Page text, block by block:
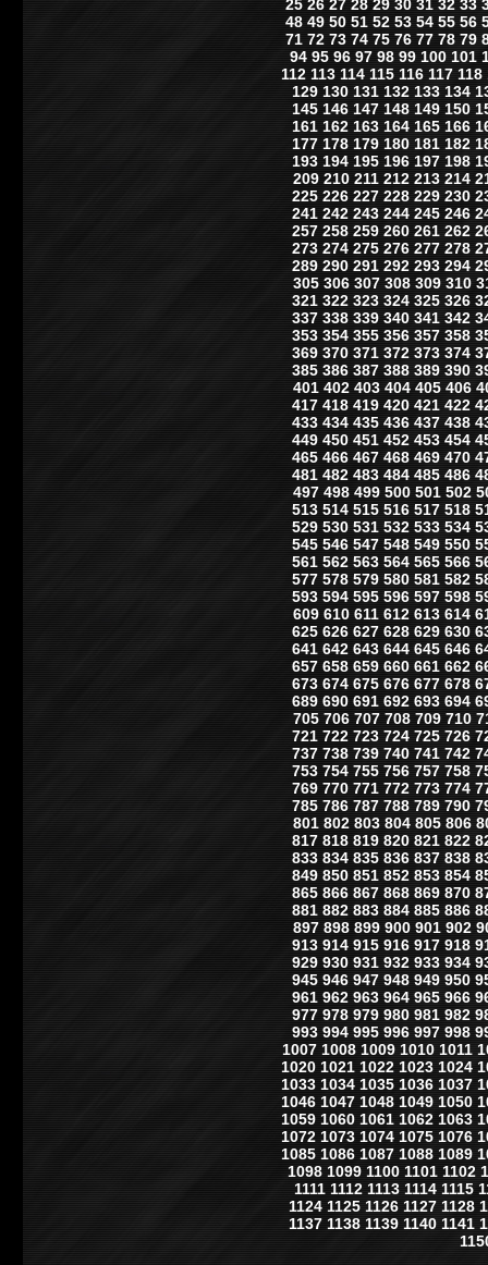
25 26 27 28 29 30 31 32 33
48 49 50 51 52 53 54 55 56
71 72 73 74 75 76 77 78 79
94 95 96 97 98 99 100 101
112 113 114 115 116 117 118
129 130 131 132 133 134
145 146 147 148 149 150
161 162 163 164 165 166
177 178 179 180 181 182
193 194 195 196 197 198
209 210 211 212 213 214
225 226 227 228 229 230
241 242 243 244 245 246
257 258 259 260 261 262
273 274 275 276 277 278
289 290 291 292 293 294
305 306 307 308 309 310
321 322 323 324 325 326
337 338 339 340 341 342
353 354 355 356 357 358
369 370 371 372 373 374
385 386 387 388 389 390
401 402 403 404 405 406
417 418 419 420 421 422
433 434 435 436 437 438
449 450 451 452 453 454
465 466 467 468 469 470
481 482 483 484 485 486
497 498 499 500 501 502
513 514 515 516 517 518
529 530 531 532 533 534
545 546 547 548 549 550
561 562 563 564 565 566
577 578 579 580 581 582
593 594 595 596 597 598
609 610 611 612 613 614
625 626 627 628 629 630
641 642 643 644 645 646
657 658 659 660 661 662
673 674 675 676 677 678
689 690 691 692 693 694
705 706 707 708 709 710
721 722 723 724 725 726
737 738 739 740 741 742
753 754 755 756 757 758
769 770 771 772 773 774
785 786 787 788 789 790
801 802 803 804 805 806
817 818 819 820 821 822
833 834 835 836 837 838
849 850 851 852 853 854
865 866 867 868 869 870
881 882 883 884 885 886
897 898 899 900 901 902
913 914 915 916 917 918
929 930 931 932 933 934
945 946 947 948 949 950
961 962 963 964 965 966
977 978 979 980 981 982
993 994 995 996 997 998
1007 1008 1009 1010 1011
1020 1021 1022 1023 1024
1033 1034 1035 1036 1037
1046 1047 1048 1049 1050
1059 1060 1061 1062 1063
1072 1073 1074 1075 1076
1085 1086 1087 1088 1089
1098 1099 1100 1101 1102
1111 1112 1113 1114 1115
1124 1125 1126 1127 1128
1137 1138 1139 1140 1141